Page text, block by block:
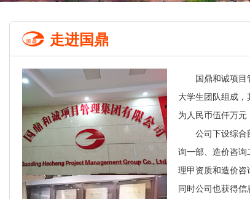
走进国鼎
国鼎和诚项
大学生团队组成
为人民币伍仟万
公司下设综
询一部、造价咨
理甲资质和造价
同时公司也获得